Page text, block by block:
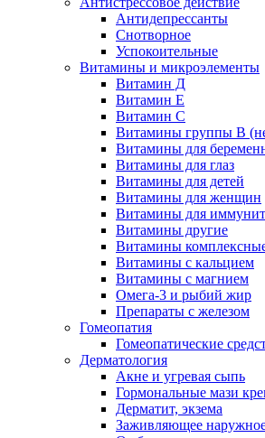
Антидепрессанты
Снотворное
Успокоительные
Витамины и микроэлементы
Витамин Д
Витамин Е
Витамин С
Витамины группы В
Витамины для
Витамины для глаз
Витамины для детей
Витамины для женщин
Витамины для
Витамины другие
Витамины
Витамины с кальцием
Витамины с магнием
Омега-3 и рыбий жир
Препараты с железом
Гомеопатия
Гомеопатические
Дерматология
Акне и угревая сыпь
Гормональные мази
Дерматит, экзема
Заживляющее